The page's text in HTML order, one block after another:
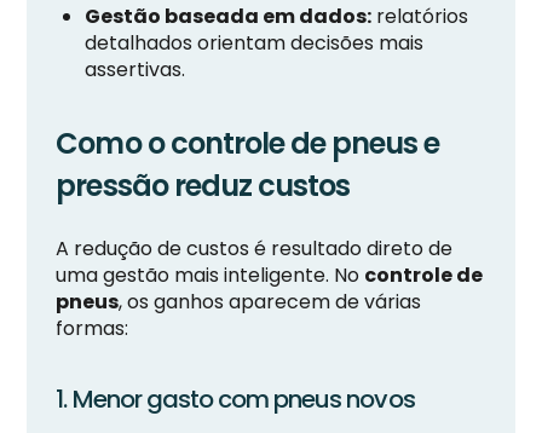
Gestão baseada em dados: relatórios
detalhados orientam decisões mais
assertivas.
Como o controle de pneus e
pressão reduz custos
A redução de custos é resultado direto de
uma gestão mais inteligente. No controle de
pneus, os ganhos aparecem de várias
formas:
1. Menor gasto com pneus novos